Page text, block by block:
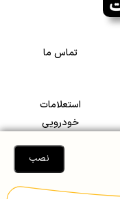
تماس ما
استعلامات
خودرویی
نصب